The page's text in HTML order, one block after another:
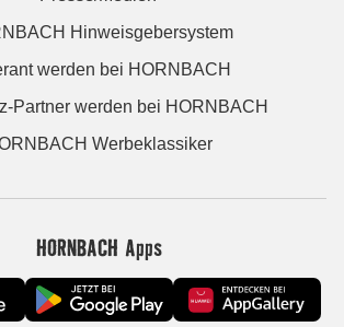
Hinweisgebersystem
werden bei HORNBACH
Partner werden bei HORNBACH
Werbeklassiker
HORNBACH Apps